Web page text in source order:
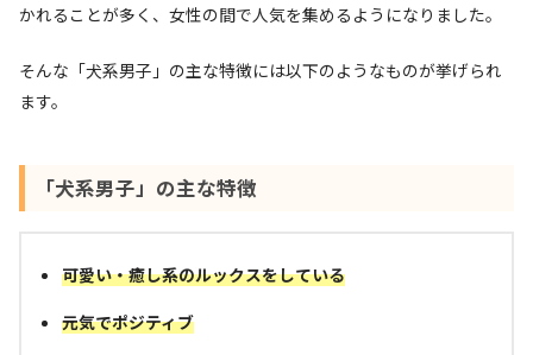
かれることが多く、女性の間で人気を集めるようになりました。
そんな「犬系男子」の主な特徴には以下のようなものが挙げられ
ます。
「犬系男子」の主な特徴
可愛い・癒し系のルックスをしている
元気でポジティブ